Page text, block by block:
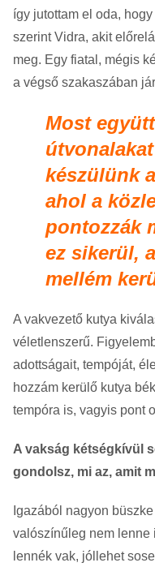
így jutottam el oda,
szerint Vidra, akit
meg. Egy fiatal, mégis
a végső szakaszában
Most
készülünk
ahol a
pontozzák
ez sikerül,
mellém
A vakvezető kutya
véletlenszerű.
adottságait, tempóját,
hozzám kerülő kutya
tempóra is, vagyis pont
A vakság kétségkívül
gondolsz, mi az, amit
Igazából nagyon
valószínűleg nem lenne
lennék vak, jóllehet